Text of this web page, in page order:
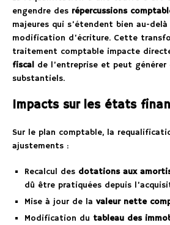
engendre des répercussions
majeures qui s’étendent bien au-delà
modification d’écriture. Cette
traitement comptable impacte
fiscal de l’entreprise et peut générer
substantiels.
Impacts sur les états
Sur le plan comptable, la
ajustements :
Recalcul des dotations aux
dû être pratiquées depuis
Mise à jour de la valeur nette
Modification du tableau des